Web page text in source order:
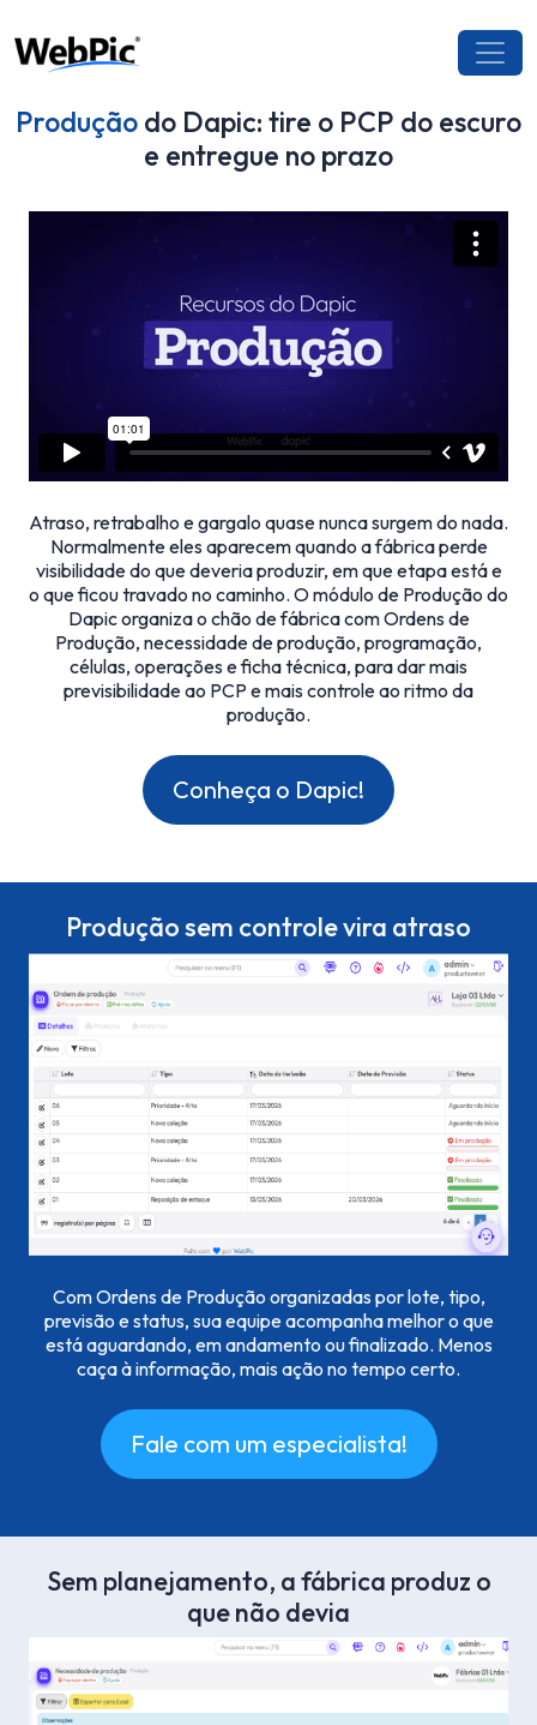
Produção do Dapic: tire o PCP do escuro
e entregue no prazo
Atraso, retrabalho e gargalo quase nunca surgem do nada.
Normalmente eles aparecem quando a fábrica perde
visibilidade do que deveria produzir, em que etapa está e
o que ficou travado no caminho. O módulo de Produção do
Dapic organiza o chão de fábrica com Ordens de
Produção, necessidade de produção, programação,
células, operações e ficha técnica, para dar mais
previsibilidade ao PCP e mais controle ao ritmo da
produção.
Conheça o Dapic!
Produção sem controle vira atraso
Com Ordens de Produção organizadas por lote, tipo,
previsão e status, sua equipe acompanha melhor o que
está aguardando, em andamento ou finalizado. Menos
caça à informação, mais ação no tempo certo.
Fale com um especialista!
Sem planejamento, a fábrica produz o
que não devia